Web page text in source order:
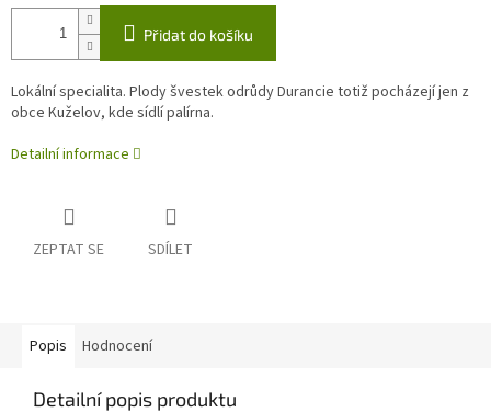
Přidat do košíku
Lokální specialita. Plody švestek odrůdy Durancie totiž pocházejí jen z
obce Kuželov, kde sídlí palírna.
Detailní informace
ZEPTAT SE SDÍLET
Popis Hodnocení
Detailní popis produktu